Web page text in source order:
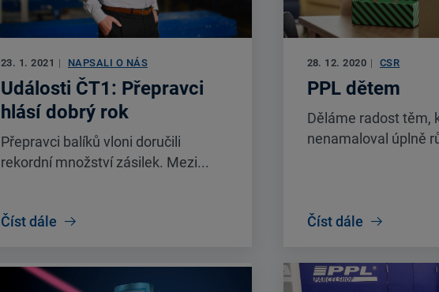
23. 1. 2021 | NAPSALI O NÁS
Události ČT1: Přepravci
hlásí dobrý rok
Přepravci balíků vloni doručili
rekordní množství zásilek. Mezi...
Číst dále
28. 12. 2020 | CSR
PPL dětem
Děláme radost těm,
nenamaloval úplně
Číst dále